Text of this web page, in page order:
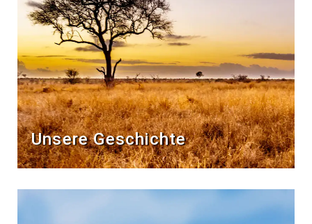
Unsere Geschichte